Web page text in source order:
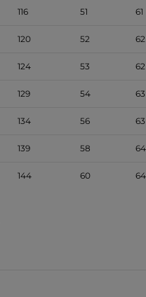
116 51 61
120 52 62
124 53 62
129 54 63
134 56 63
139 58 64
144 60 64